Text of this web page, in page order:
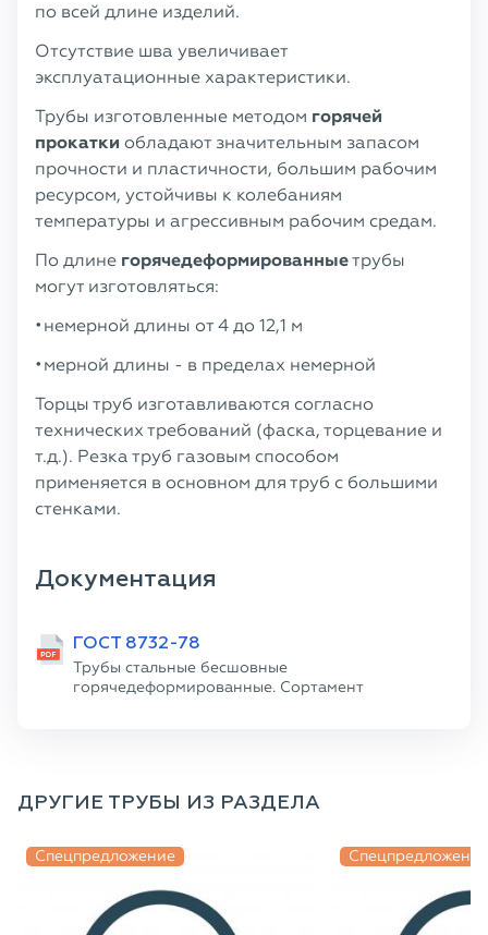
по всей длине изделий.
Отсутствие шва увеличивает
эксплуатационные характеристики.
Трубы изготовленные методом горячей
прокатки обладают значительным запасом
прочности и пластичности, большим рабочим
ресурсом, устойчивы к колебаниям
температуры и агрессивным рабочим средам.
По длине горячедеформированныетрубы
могут изготовляться:
немерной длины от 4 до 12,1 м
мерной длины - в пределах немерной
Торцы труб изготавливаются согласно
технических требований (фаска, торцевание и
т.д.). Резка труб газовым способом
применяется в основном для труб с большими
стенками.
Документация
ГОСТ 8732-78
Трубы стальные бесшовные
горячедеформированные. Сортамент
ДРУГИЕ ТРУБЫ ИЗ РАЗДЕЛА
Спецпредложение Спецпредложение